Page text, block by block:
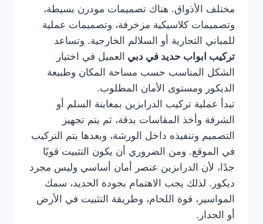
مختلف الأذواق. هناك تصميمات مودرن بسيطة،
وتصميمات كلاسيكية مزخرفة، وتصميمات عملية
للمباني التجارية أو السلالم الخارجية. وتساعد
تركيب ابواب حديد في دبي العميل في اختيار
الشكل المناسب حسب مساحة المكان وطبيعة
الديكور ومستوى الأمان المطلوب.
تبدأ عملية تركيب الدرابزين بمعاينة السلم أو
الشرفة وأخذ المقاسات بدقة، ثم يتم تجهيز
التصميم وتنفيذه داخل الورشة، وبعدها يتم التركيب
في الموقع. ومن الضروري أن يكون التثبيت قويًا
جدًا، لأن الدرابزين عنصر أمان أساسي وليس مجرد
ديكور. لذلك يجب الاهتمام بجودة الحديد، سمك
المواسير، قوة اللحام، وطريقة التثبيت في الأرض
أو الجدار.